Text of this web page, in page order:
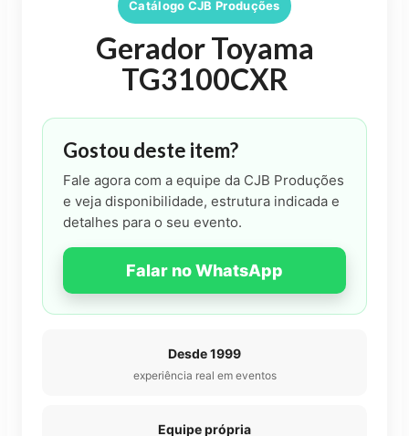
Catálogo CJB Produções
Gerador Toyama
TG3100CXR
Gostou deste item?
Fale agora com a equipe da CJB Produções
e veja disponibilidade, estrutura indicada e
detalhes para o seu evento.
Falar no WhatsApp
Desde 1999
experiência real em eventos
Equipe própria